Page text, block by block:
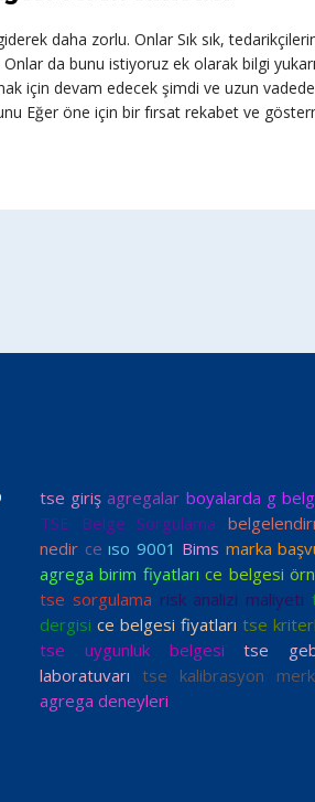
daha zorlu. Onlar Sık sık,
da bunu istiyoruz ek olarak bilgi
için devam edecek şimdi ve uzun
Eğer öne için bir fırsat rekabet ve
tse giriş agregalar boyalarda g
TSE Belge Sorgulama
nedir ce ıso 9001 Bims marka
agrega birim fiyatları ce belgesi
tse sorgulama risk analizi maliyeti
dergisi ce belgesi fiyatları tse
tse uygunluk belgesi
tse
laboratuvarı tse kalibrasyon
agrega deneyleri